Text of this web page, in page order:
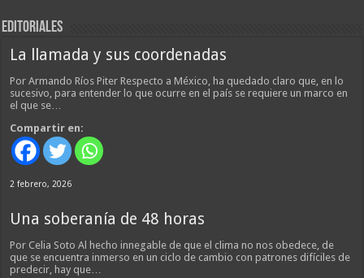
EDITORIALES
La llamada y sus coordenadas
Por Armando Ríos Piter Respecto a México, ha quedado claro que, en lo
sucesivo, para entender lo que ocurre en el país se requiere un marco en
el que se…
Compartir en:
2 febrero, 2026
Una soberanía de 48 horas
Por Celia Soto Al hecho innegable de que el clima no nos obedece, de
que se encuentra inmerso en un ciclo de cambio con patrones difíciles de
predecir, hay que…